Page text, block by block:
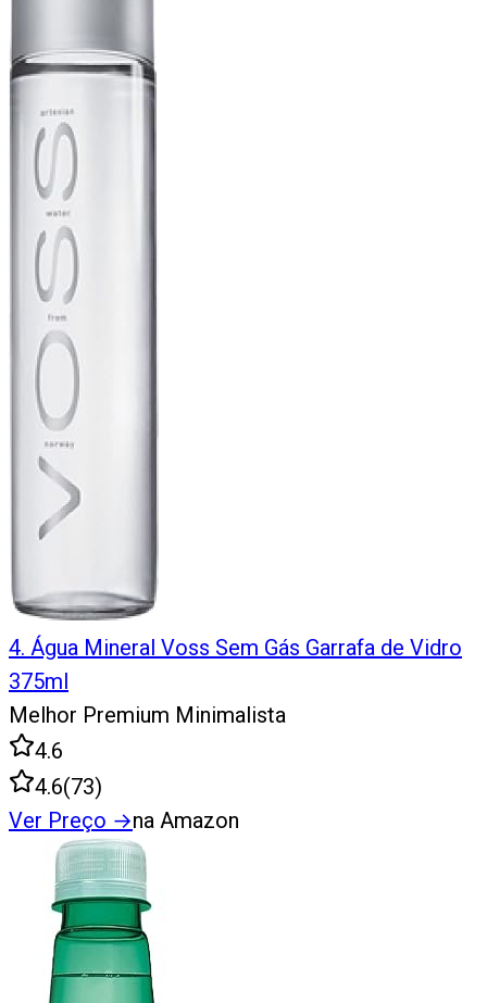
4. Água Mineral Voss Sem Gás Garrafa de Vidro
375ml
Melhor Premium Minimalista
4.6
4.6(73)
Ver Preço →na Amazon